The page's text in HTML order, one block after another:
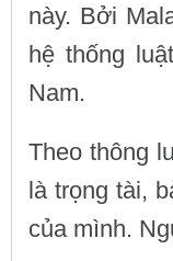
này. Bởi
hệ thống
Nam.
Theo thông
là trọng tài,
của mình.